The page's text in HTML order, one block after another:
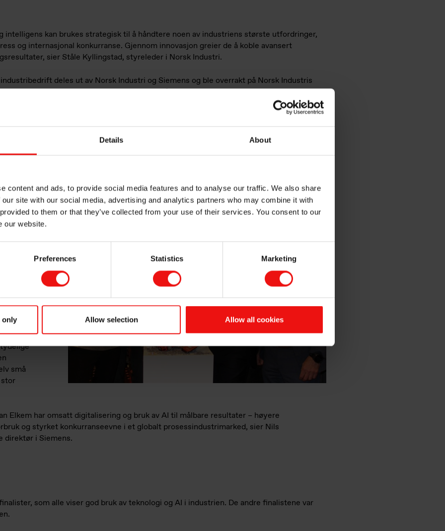
Details About
content and ads, to provide social media features and to analyse our traffic. We also share
site with our social media, advertising and analytics partners who may combine it with
to them or that they’ve collected from your use of their services. You consent to our
our website.
Preferences Statistics Marketing
only Allow selection Allow all cookies
intelligens kan brukes strategisk til å håndtere noen av industriens største utfordringer,
og internasjonal konkurranse. Gjennom innovasjon greier de å koble avansert
sier Ståle Kyllingstad, styreleder i Norsk Industri.
deles ut av Norsk Industri og Siemens og ble overrakt på Norsk Industris
hedrer bedrifter som utnytter teknologi til å styrke konkurranseevne, lønnsomhet og
prisen. Dette er en anerkjennelse av våre ansatte og deres engasjement og vilje til
og strategisk bruk av ny teknologi er vår nøkkel til suksess.»
en AI-
og
– fra
til
oppfordrer
å bli med i
er
små
Elkem har omsatt digitalisering og bruk av AI til målbare resultater – høyere
og styrket konkurranseevne i et globalt prosessindustrimarked, sier Nils
direktør i Siemens.
som alle viser god bruk av teknologi og AI i industrien. De andre finalistene var